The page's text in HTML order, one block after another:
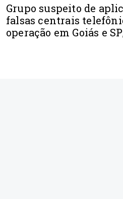
Grupo suspeito de
falsas centrais
operação em Goiás e